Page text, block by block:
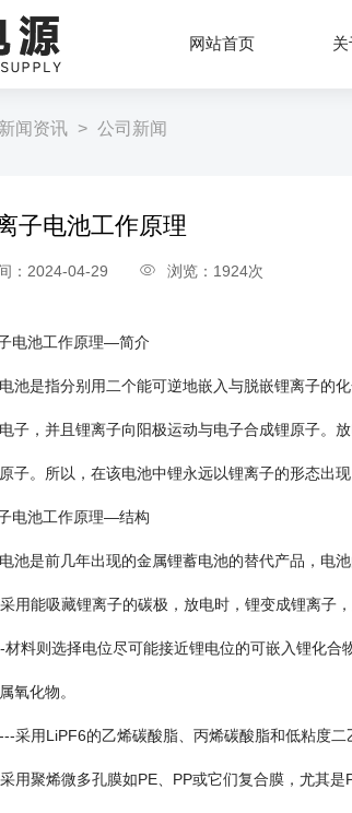
网站首页
新闻资讯 > 公司新闻
子电池工作原理
间：2024-04-29 浏览：1924次
池工作原理—简介
是指分别用二个能可逆地嵌入与脱嵌锂离子的
子，并且锂离子向阳极运动与电子合成锂原子。
子。所以，在该电池中锂永远以锂离子的形态出
池工作原理—结构
是前几年出现的金属锂蓄电池的替代产品，电池
能吸藏锂离子的碳极，放电时，锂变成锂离子，
则选择电位尽可能接近锂电位的可嵌入锂化合
氧化物。
用LiPF6的乙烯碳酸脂、丙烯碳酸脂和低粘度二
聚烯微多孔膜如PE、PP或它们复合膜，尤其是